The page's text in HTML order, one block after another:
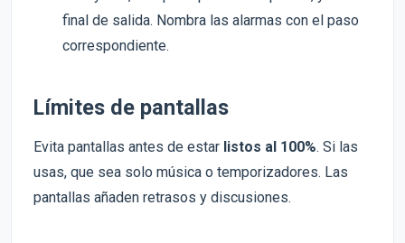
final de salida. Nombra las alarmas con el paso
correspondiente.
Límites de pantallas
Evita pantallas antes de estar listos al 100%. Si las
usas, que sea solo música o temporizadores. Las
pantallas añaden retrasos y discusiones.